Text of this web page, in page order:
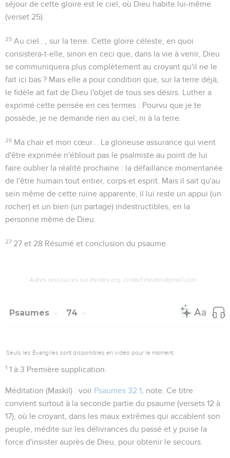
séjour de cette gloire est le ciel, où Dieu habite lui-même
(verset 25).
25 Au ciel..., sur la terre . Cette gloire céleste, en quoi
consistera-t-elle, sinon en ceci que, dans la vie à venir, Dieu
se communiquera plus complètement au croyant qu'il ne le
fait ici bas ? Mais elle a pour condition que, sur la terre déjà,
le fidèle ait fait de Dieu l'objet de tous ses désirs. Luther a
exprimé cette pensée en ces termes : Pourvu que je te
possède, je ne demande rien au ciel, ni à la terre
26 Ma chair et mon cœur...
La glorieuse assurance qui vient
d'être exprimée n'éblouit pas le psalmiste au point de lui
faire oublier la réalité prochaine : la défaillance momentanée
de l'être humain tout entier, corps et esprit. Mais il sait qu'au
sein même de cette ruine apparente, il lui reste un appui (un
rocher) et un bien (un partage) indestructibles, en la
personne même de Dieu.
27 27 et 28 Résumé et conclusion du psaume.
Autres ressources sur theotex.org, contact theotex@gmail.com
Psaumes 74
Seuls les Évangiles sont disponibles en vidéo pour le moment.
1 1 à 3 Première supplication.
Méditation (Maskil) : voir Psaumes 32.1 , note. Ce titre
convient surtout à la seconde partie du psaume (versets 12 à
17), où le croyant, dans les maux extrêmes qui accablent son
peuple, médite sur les délivrances du passé et y puise la
force d'insister auprès de Dieu, pour obtenir le secours.